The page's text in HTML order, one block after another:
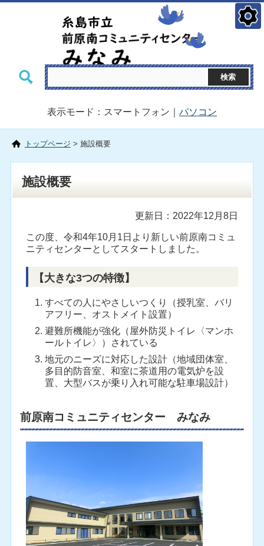
表示モード：スマートフォン｜ パソコン
トップページ > 施設概要
施設概要
更新日：2022年12月8日
この度、令和4年10月1日より新しい前原南コミュ
ニティセンターとしてスタートしました。
【大きな3つの特徴】
すべての人にやさしいつくり（授乳室、バリ
アフリー、オストメイト設置）
避難所機能が強化（屋外防災トイレ〈マンホ
ールトイレ〉）されている
地元のニーズに対応した設計（地域団体室、
多目的防音室、和室に茶道用の電気炉を設
置、大型バスが乗り入れ可能な駐車場設計）
前原南コミュニティセンター みなみ